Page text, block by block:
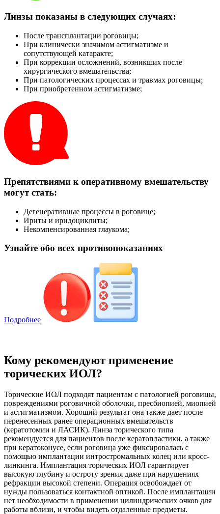
Линзы показаны в следующих случаях:
После трансплантации роговицы;
При клинически значимом астигматизме и
сопутствующей катаракте;
При коррекции осложнений, возникших после
хирургического вмешательства;
При патологических процессах и травмах роговицы;
При приобретенном астигматизме;
Препятствиями к оперативному вмешательству
могут стать:
Дегенеративные процессы в роговице;
Ириты и иридоциклиты;
Некомпенсированная глаукома;
Узнайте обо всех противопоказаниях
Подробнее
Кому рекомендуют применение
торических ИОЛ?
Торические ИОЛ подходят пациентам с патологией роговицы,
повреждениями роговичной оболочки, пресбиопией, миопией
и астигматизмом. Хороший результат она также дает после
перенесенных ранее операционных вмешательств
(кератотомии и ЛАСИК). Линза торического типа
рекомендуется для пациентов после кератопластики, а также
при кератоконусе, если роговица уже фиксировалась с
помощью имплантации интростромальных колец или кросс-
линкинга. Имплантация торических ИОЛ гарантирует
высокую глубину и остроту зрения даже при нарушениях
рефракции высокой степени. Операция освобождает от
нужды пользоваться контактной оптикой. После имплантации
нет необходимости в применении цилиндрических очков для
работы вблизи, и чтобы видеть отдаленные предметы.